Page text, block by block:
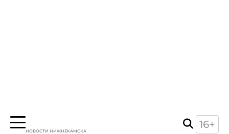
НОВОСТИ НИЖНЕКАМСКА
16+